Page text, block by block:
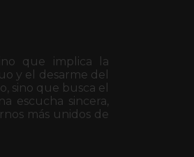
que implica la
y el desarme del
sino que busca el
escucha sincera,
más unidos de